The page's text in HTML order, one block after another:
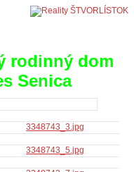
rodinný dom
Senica